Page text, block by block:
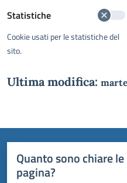
Statistiche
Cookie usati per le statistiche del
sito.
Ultima modifica:
Quanto sono chiare
pagina?